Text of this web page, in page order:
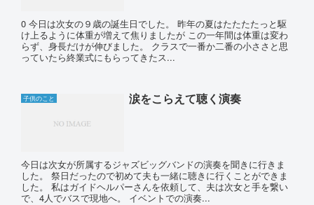
0 今日は次女の９歳の誕生日でした。 昨年の夏はたたたたっと駆
け上るように体重が増えて焦りましたが この一年間は体重は変わ
らず、身長だけが伸びました。 クラスで一番か二番の小ささと思
っていたら終業式にもらってきたス...
子供のこと 涙をこらえて聴く演奏
今日は次女が所属するジャズビッグバンドの演奏を聞きに行きま
した。 祭日だったので初めて夫も一緒に聴きに行くことができま
した。 私はガイドヘルパーさんを依頼して、夫は次女と手を繋い
で、4人でバスで現地へ。 イベントでの演奏...